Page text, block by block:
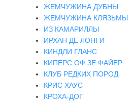
ЖЕМЧУЖИНА ДУБНЫ
ЖЕМЧУЖИНА КЛЯЗЬМЫ
ИЗ КАМАРИЛЛЫ
ИРХАН ДЕ ЛОНГИ
КИНДЛИ ГЛАНС
КИПЕРС ОФ ЗЕ ФАЙЕР
КЛУБ РЕДКИХ ПОРОД
КРИС ХАУС
КРОХА-ДОГ